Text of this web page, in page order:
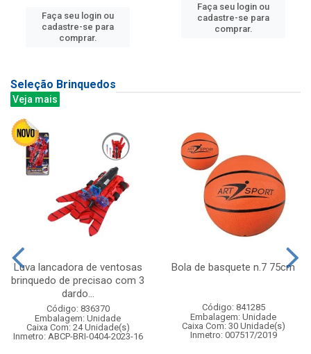
Faça seu login ou
cadastre-se para
comprar.
Faça seu login ou
cadastre-se para
comprar.
Seleção Brinquedos
Veja mais
Luva lancadora de ventosas
brinquedo de precisao com 3
dardo...
Código: 836370
Embalagem: Unidade
Caixa Com: 24 Unidade(s)
Inmetro: ABCP-BRI-0404-2023-16
Bola de basquete n.7 75cm
Código: 841285
Embalagem: Unidade
Caixa Com: 30 Unidade(s)
Inmetro: 007517/2019